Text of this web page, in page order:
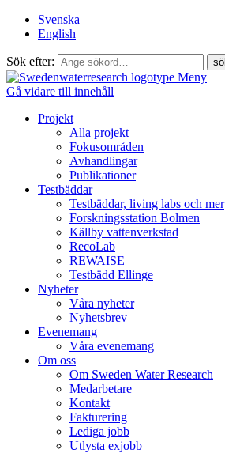
Svenska
English
Sök efter:
Meny
Gå vidare till innehåll
Projekt
Alla projekt
Fokusområden
Avhandlingar
Publikationer
Testbäddar
Testbäddar, living labs och mer
Forskningsstation Bolmen
Källby vattenverkstad
RecoLab
REWAISE
Testbädd Ellinge
Nyheter
Våra nyheter
Nyhetsbrev
Evenemang
Våra evenemang
Om oss
Om Sweden Water Research
Medarbetare
Kontakt
Fakturering
Lediga jobb
Utlysta exjobb